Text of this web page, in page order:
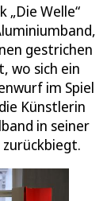
„Die Welle“
gestrichen
wo sich ein
im Spiel
Künstlerin
in seiner